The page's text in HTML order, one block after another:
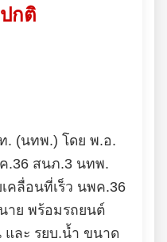
กติ
. (นทพ.) โดย พ.อ.
.36 สนภ.3 นทพ.
คลื่อนที่เร็ว นพค.36
าย พร้อมรถยนต์
ละ รยบ.น้ำ ขนาด